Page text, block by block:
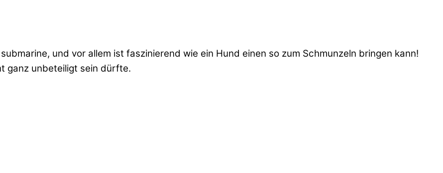
und vor allem ist faszinierend wie ein Hund einen so zum Schmunzeln bringen kann!
ganz unbeteiligt sein dürfte.